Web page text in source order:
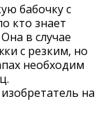
бабочку с
кто знает
в случае
с резким, но
необходим
на